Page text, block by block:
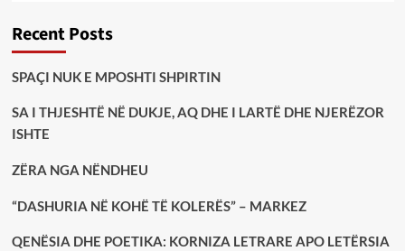
Recent Posts
SPAÇI NUK E MPOSHTI SHPIRTIN
SA I THJESHTË NË DUKJE, AQ DHE I LARTË DHE NJERËZOR
ISHTE
ZËRA NGA NËNDHEU
“DASHURIA NË KOHË TË KOLERËS” – MARKEZ
QENËSIA DHE POETIKA: KORNIZA LETRARE APO LETËRSIA